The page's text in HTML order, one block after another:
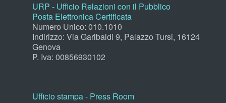
URP - Ufficio Relazioni con il Pubblico
Posta Elettronica Certificata
Numero Unico: 010.1010
Indirizzo: Via Garibaldi 9, Palazzo Tursi, 16124
Genova
P. Iva: 00856930102
Ufficio stampa - Press Room